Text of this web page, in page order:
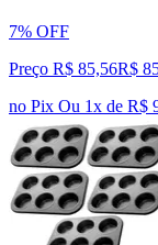
7% OFF
Preço R$ 85,56R$
no Pix Ou 1x de R$